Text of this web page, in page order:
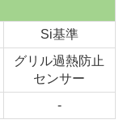
Si基準
グリル過熱防止
センサー
-